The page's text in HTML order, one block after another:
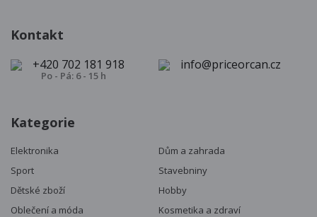
Kontakt
+420 702 181 918
Po - Pá: 6 - 15 h
info@priceorcan.cz
Kategorie
Elektronika
Dům a zahrada
Sport
Stavebniny
Dětské zboží
Hobby
Oblečení a móda
Kosmetika a zdraví